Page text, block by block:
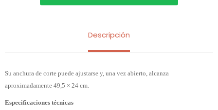
Descripción
Su anchura de corte puede ajustarse y, una vez abierto, alcanza
aproximadamente 49,5 × 24 cm.
Especificaciones técnicas